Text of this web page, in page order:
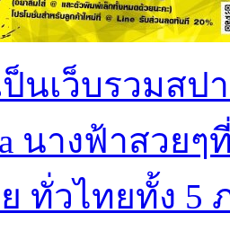
เป็นเว็บรวม
นางฟ้าสวย
ทั่วไทยทั้ง 5